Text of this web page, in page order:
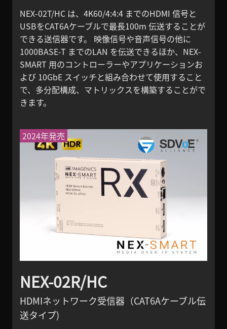
NEX-02T/HC は、4K60/4:4:4 までのHDMI 信号と
USBをCAT6Aケーブルで最長100m 伝送することが
できる送信器です。 映像信号や音声信号の他に
1000BASE-T までのLAN を伝送できるほか、NEX-
SMART 用のコントローラーやアプリケーションお
よび 10GbE スイッチと組み合わせて使用すること
で、多分配構成、マトリックスを構築することがで
きます。
2024年発売
NEX-02R/HC
HDMIネットワーク受信器（CAT6Aケーブル伝
送タイプ)